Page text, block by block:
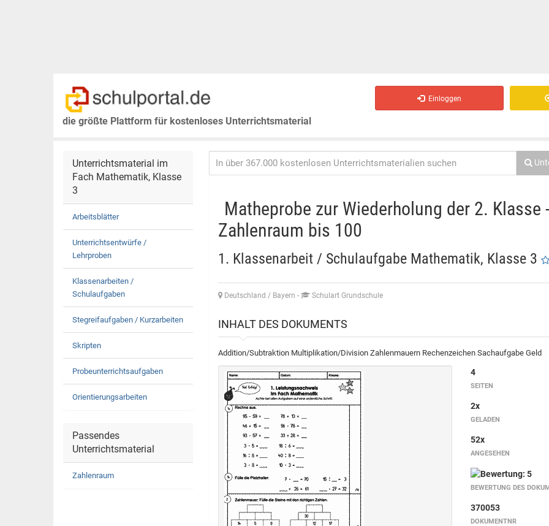
die größte Plattform für kostenloses Unterrichtsmaterial
Einloggen
Unterrichtsmaterial im
Fach Mathematik, Klasse
3
Arbeitsblätter
Unterrichtsentwürfe /
Lehrproben
Klassenarbeiten /
Schulaufgaben
Stegreifaufgaben / Kurzarbeiten
Skripten
Probeunterrichtsaufgaben
Orientierungsarbeiten
Passendes
Unterrichtsmaterial
Zahlenraum
Matheprobe zur Wiederholung der 2. Klasse -
Zahlenraum bis 100
1. Klassenarbeit / Schulaufgabe Mathematik, Klasse 3
Deutschland / Bayern - Schulart Grundschule
INHALT DES DOKUMENTS
Addition/Subtraktion Multiplikation/Division Zahlenmauern Rechenzeichen Sachaufgabe Geld
4
SEITEN
2x
GELADEN
52x
ANGESEHEN
BEWERTUNG DES
370053
DOKUMENTNR